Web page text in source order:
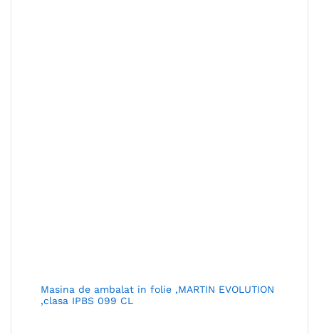
Masina de ambalat in folie ,MARTIN EVOLUTION
,clasa IPBS 099 CL